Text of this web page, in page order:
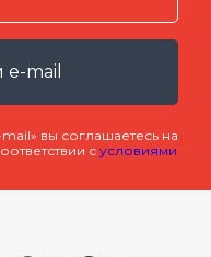
e-mail
вы соглашаетесь на
с условиями